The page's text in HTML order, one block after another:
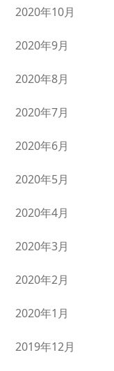
2020年10月
2020年9月
2020年8月
2020年7月
2020年6月
2020年5月
2020年4月
2020年3月
2020年2月
2020年1月
2019年12月